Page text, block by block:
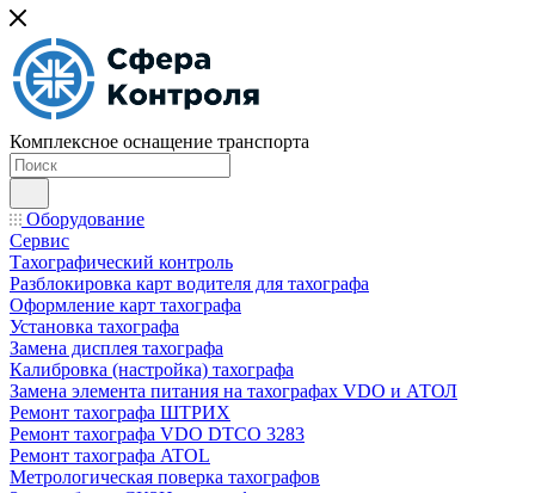
Комплексное оснащение транспорта
Оборудование
Сервис
Тахографический контроль
Разблокировка карт водителя для тахографа
Оформление карт тахографа
Установка тахографа
Замена дисплея тахографа
Калибровка (настройка) тахографа
Замена элемента питания на тахографах VDO и АТОЛ
Ремонт тахографа ШТРИХ
Ремонт тахографа VDO DTCO 3283
Ремонт тахографа ATOL
Метрологическая поверка тахографов